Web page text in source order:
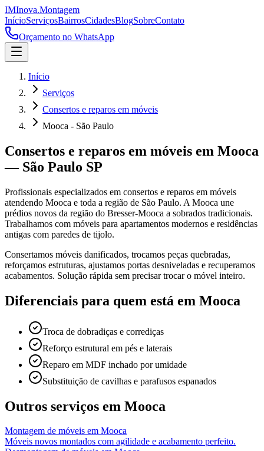
IMInova.Montagem
InícioServiçosBairrosCidadesBlogSobreContato
Orçamento no WhatsApp
Início
Serviços
Consertos e reparos em móveis
Mooca - São Paulo
Consertos e reparos em móveis em Mooca
— São Paulo SP
Profissionais especializados em consertos e reparos em móveis
atendendo Mooca e toda a região de São Paulo. A Mooca une
prédios novos da região do Bresser-Mooca a sobrados tradicionais.
Trabalhamos com móveis para apartamentos modernos e residências
antigas com paredes de tijolo.
Consertamos móveis danificados, trocamos peças quebradas,
reforçamos estruturas, ajustamos portas desniveladas e recuperamos
acabamentos. Solução rápida sem precisar trocar o móvel inteiro.
Diferenciais para quem está em Mooca
Troca de dobradiças e corrediças
Reforço estrutural em pés e laterais
Reparo em MDF inchado por umidade
Substituição de cavilhas e parafusos espanados
Outros serviços em Mooca
Montagem de móveis em Mooca
Móveis novos montados com agilidade e acabamento perfeito.